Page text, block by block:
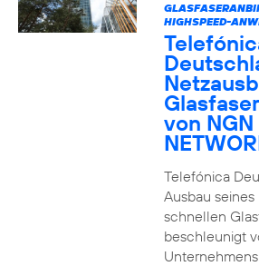
HIGHSPEED-
von NGN
Telefónica
Ausbau
schnellen
beschleunigt